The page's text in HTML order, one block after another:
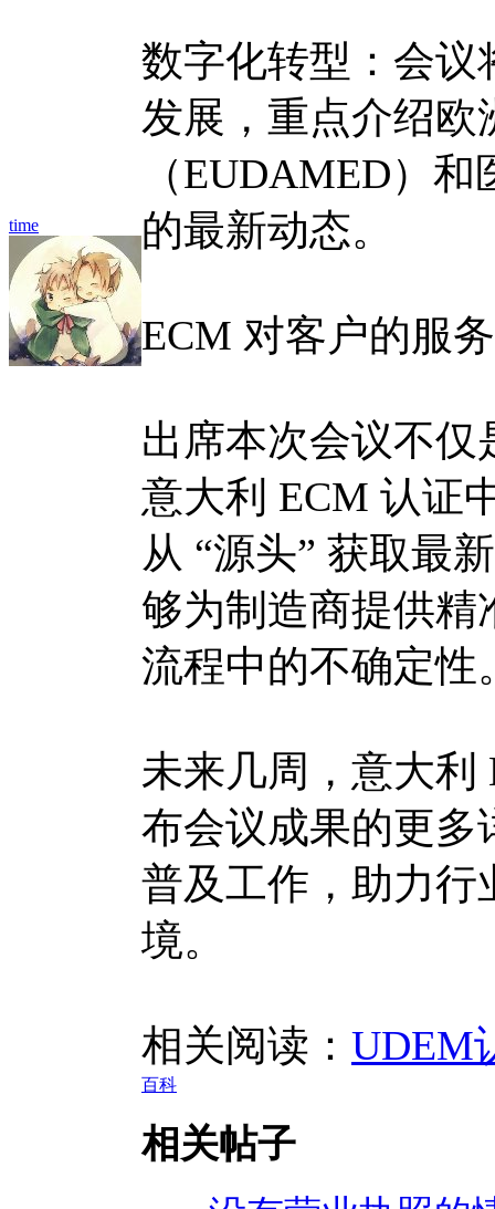
time
数字化转型：会议
发展，重点介绍欧
（EUDAMED）
的最新动态。
ECM 对客户的服
出席本次会议不
意大利 ECM 认证
从 “源头” 获取最
够为制造商提供精
流程中的不确定性
未来几周，意大利
布会议成果的更多
普及工作，助力行
境。
相关阅读： UDEM
百科
相关帖子